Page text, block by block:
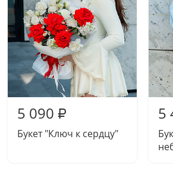
5 090 ₽
Букет "Ключ к сердцу"
5